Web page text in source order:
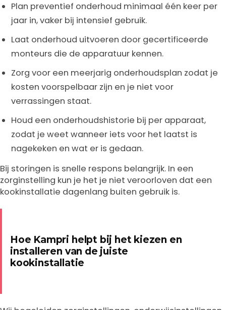
Plan preventief onderhoud minimaal één keer per
jaar in, vaker bij intensief gebruik.
Laat onderhoud uitvoeren door gecertificeerde
monteurs die de apparatuur kennen.
Zorg voor een meerjarig onderhoudsplan zodat je
kosten voorspelbaar zijn en je niet voor
verrassingen staat.
Houd een onderhoudshistorie bij per apparaat,
zodat je weet wanneer iets voor het laatst is
nagekeken en wat er is gedaan.
Bij storingen is snelle respons belangrijk. In een
zorginstelling kun je het je niet veroorloven dat een
kookinstallatie dagenlang buiten gebruik is.
Hoe Kampri helpt bij het kiezen en
installeren van de juiste
kookinstallatie